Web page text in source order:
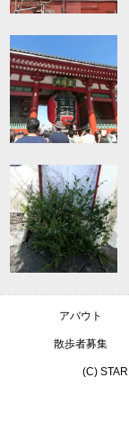
アバウト
散歩者募集
(C)